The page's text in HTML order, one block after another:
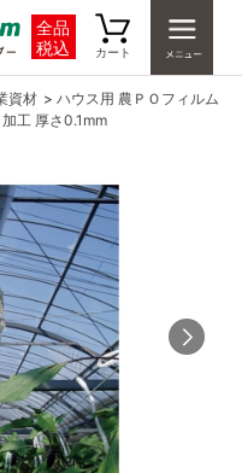
全品
税込
カート
資材 > ハウス用 農ＰＯフィルム
工 厚さ0.1mm